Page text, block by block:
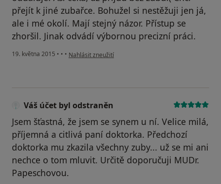
přejít k jiné zubařce. Bohužel si nestěžuji jen já,
ale i mé okolí. Mají stejný názor. Přístup se
zhoršil. Jinak odvádí výbornou precizní práci.
19. května 2015 • • • podle názoru uživatele Váš účet byl odstraněn
Nahlásit zneužití
Váš účet byl odstraněn
Jsem šťastná, že jsem se synem u ní. Velice milá,
příjemná a citlivá paní doktorka. Předchozí
doktorka mu zkazila všechny zuby... už se mi ani
nechce o tom mluvit. Určitě doporučuji MUDr.
Papeschovou.